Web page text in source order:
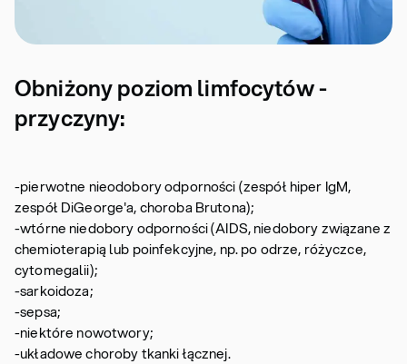
Obniżony poziom limfocytów -
przyczyny:
-pierwotne nieodobory odporności (zespół hiper IgM,
zespół DiGeorge'a, choroba Brutona);
-wtórne niedobory odporności (AIDS, niedobory związane z
chemioterapią lub poinfekcyjne, np. po odrze, różyczce,
cytomegalii);
-sarkoidoza;
-sepsa;
-niektóre nowotwory;
-układowe choroby tkanki łącznej.